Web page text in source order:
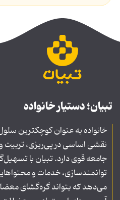
تبیان؛ دستیار خانواده
خانواده به عنوان کوچکترین
نقشی اساسی در پی‌ریزی،
جامعه قوی دارد. تبیان با
توانمندسازی، خدمات و محتواهایی
می‌دهد که بتواند گره‌گشای